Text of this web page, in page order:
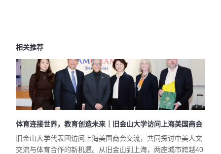
相关推荐
体育连接世界，教育创造未来｜旧金山大学访问上海美国商会
旧金山大学代表团访问上海美国商会交流，共同探讨中美人文
交流与体育合作的新机遇。从旧金山到上海，两座城市跨越40